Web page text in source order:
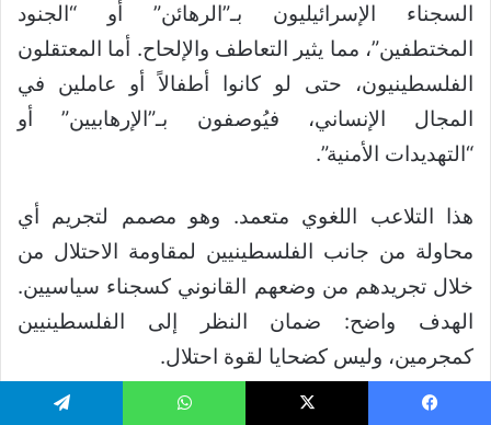
السجناء الإسرائيليون بـ”الرهائن” أو “الجنود
المختطفين”، مما يثير التعاطف والإلحاح. أما المعتقلون
الفلسطينيون، حتى لو كانوا أطفالاً أو عاملين في
المجال الإنساني، فيُوصفون بـ”الإرهابيين” أو
“التهديدات الأمنية”.
هذا التلاعب اللغوي متعمد. وهو مصمم لتجريم أي
محاولة من جانب الفلسطينيين لمقاومة الاحتلال من
خلال تجريدهم من وضعهم القانوني كسجناء سياسيين.
الهدف واضح: ضمان النظر إلى الفلسطينيين
كمجرمين، وليس كضحايا لقوة احتلال.
———–